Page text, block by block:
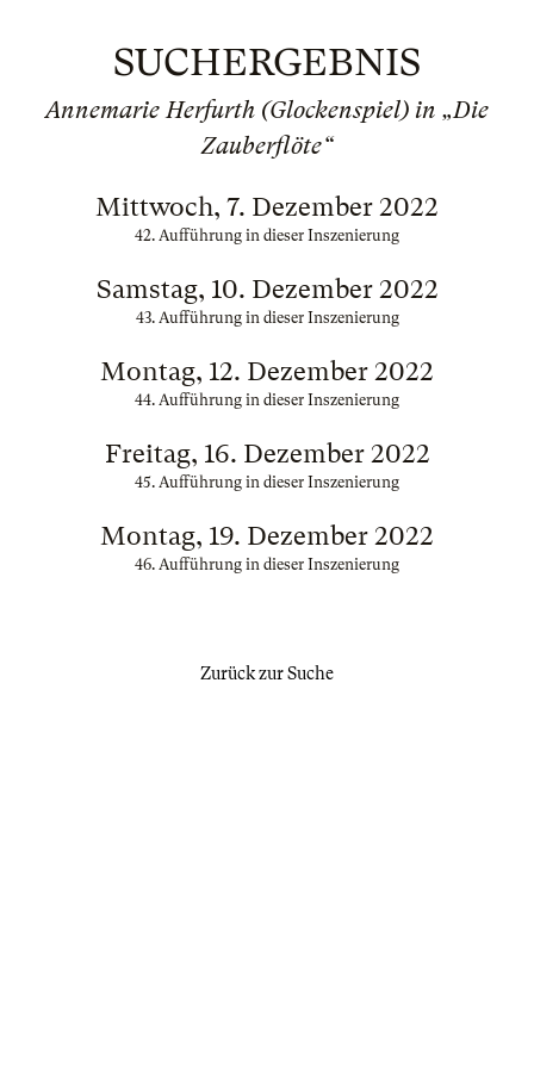
SUCHERGEBNIS
Annemarie Herfurth (Glockenspiel) in „Die
Zauberflöte“
Mittwoch, 7. Dezember 2022
42. Aufführung in dieser Inszenierung
Samstag, 10. Dezember 2022
43. Aufführung in dieser Inszenierung
Montag, 12. Dezember 2022
44. Aufführung in dieser Inszenierung
Freitag, 16. Dezember 2022
45. Aufführung in dieser Inszenierung
Montag, 19. Dezember 2022
46. Aufführung in dieser Inszenierung
Zurück zur Suche